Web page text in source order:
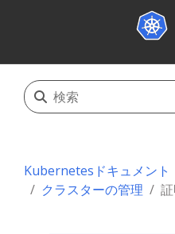
Kubernetesドキュメント
クラスターの管理